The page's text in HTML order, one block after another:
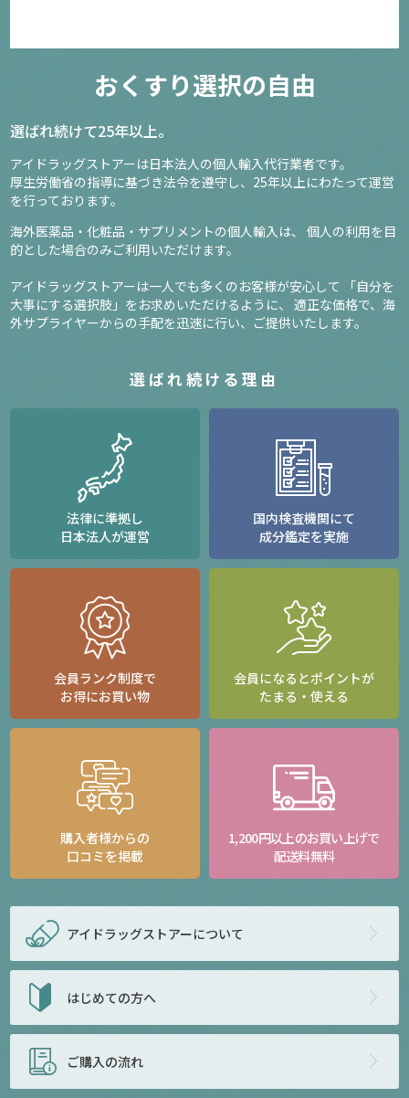
おくすり選択の自由
選ばれ続けて25年以上。
アイドラッグストアーは日本法人の個人輸入代行業者です。
厚生労働省の指導に基づき法令を遵守し、 25年以上にわたって運営
を行っております。
海外医薬品・化粧品・サプリメントの個人輸入は、
個人の利用を目
的とした場合のみご利用いただけます。
アイドラッグストアーは一人でも多くのお客様が安心して
「自分を
大事にする選択肢」をお求めいただけるように、
適正な価格で、海
外サプライヤーからの手配を迅速に行い、ご提供いたします。
選ばれ続ける理由
法律に準拠し
日本法人が運営
国内検査機関にて
成分鑑定を実施
会員ランク制度で
お得にお買い物
会員になるとポイントが
たまる・使える
購入者様からの
口コミを掲載
1,200円以上のお買い上げで
配送料無料
アイドラッグストアーについて
はじめての方へ
ご購入の流れ